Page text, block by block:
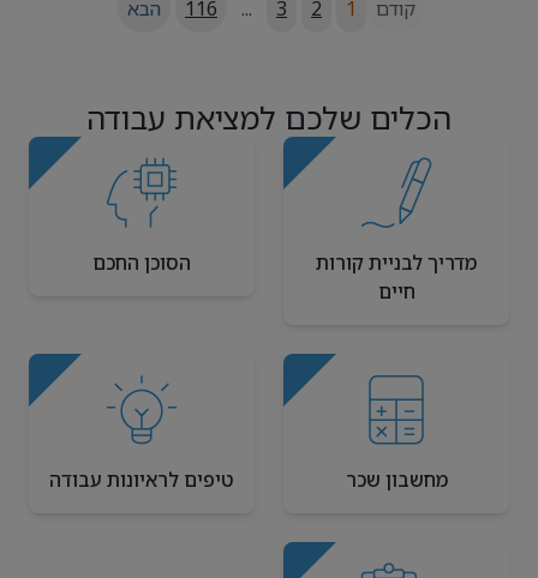
קודם 1
2
3
...
116 הבא
הכלים שלכם למציאת עבודה
מדריך לבניית קורות
חיים
הסוכן החכם
מחשבון שכר טיפים לראיונות עבודה